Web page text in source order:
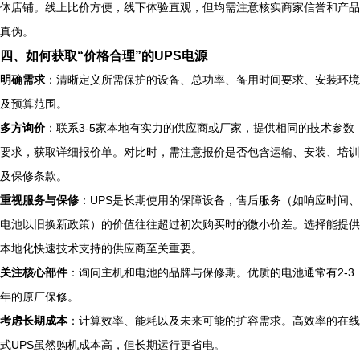
体店铺。线上比价方便，线下体验直观，但均需注意核实商家信誉和产品
真伪。
四、如何获取“价格合理”的UPS电源
明确需求 ：清晰定义所需保护的设备、总功率、备用时间要求、安装环境
及预算范围。
多方询价：联系3-5家本地有实力的供应商或厂家，提供相同的技术参数
要求，获取详细报价单。对比时，需注意报价是否包含运输、安装、培训
及保修条款。
重视服务与保修 ：UPS是长期使用的保障设备，售后服务（如响应时间、
电池以旧换新政策）的价值往往超过初次购买时的微小价差。选择能提供
本地化快速技术支持的供应商至关重要。
关注核心部件：询问主机和电池的品牌与保修期。优质的电池通常有2-3
年的原厂保修。
考虑长期成本：计算效率、能耗以及未来可能的扩容需求。高效率的在线
式UPS虽然购机成本高，但长期运行更省电。